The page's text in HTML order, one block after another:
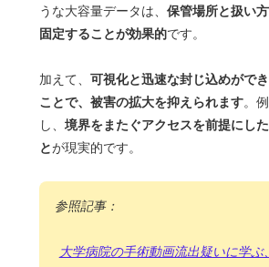
うな大容量データは、 保管場所と扱い
固定することが効果的です。
加えて、 可視化と迅速な封じ込めがで
ことで、被害の拡大を抑えられます。
し、 境界をまたぐアクセスを前提にし
とが現実的です。
参照記事：
大学病院の手術動画流出疑いに学ぶ